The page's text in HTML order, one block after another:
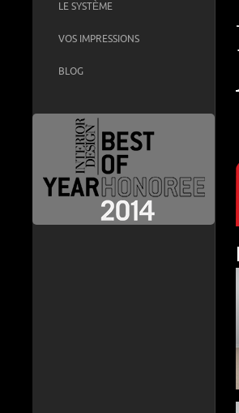
LE SYSTÈME
VOS IMPRESSIONS
BLOG